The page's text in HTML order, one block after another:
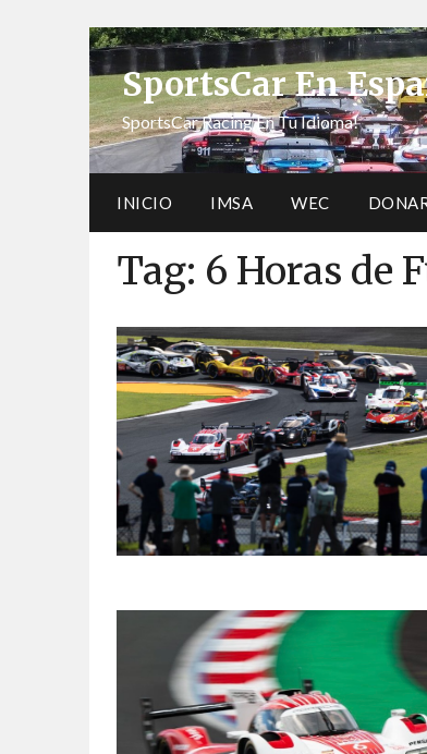
SportsCar En
SportsCar Racing En Tu Idioma!
INICIO IMSA WEC
Tag: 6 Horas de